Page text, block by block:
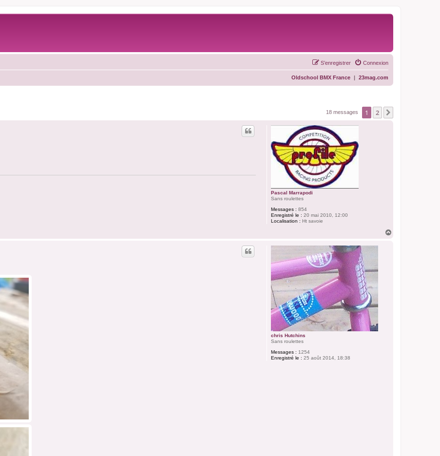
Connexion
S’enregistrer
23mag.com
|
Oldschool BMX France
18 messages 1 2
Pascal Marrapodi
Sans roulettes
Messages : 854
Enregistré le : 20 mai 2010, 12:00
Localisation : Ht savoie
chris Hutchins
Sans roulettes
Messages : 1254
Enregistré le : 25 août 2014, 18:38